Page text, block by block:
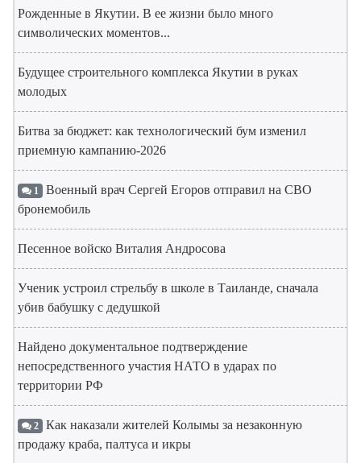
Рожденные в Якутии. В ее жизни было много
символических моментов...
Будущее строительного комплекса Якутии в руках
молодых
Битва за бюджет: как технологический бум изменил
приемную кампанию-2026
1 Военный врач Сергей Егоров отправил на СВО
бронемобиль
Песенное войско Виталия Андросова
Ученик устроил стрельбу в школе в Таиланде, сначала
убив бабушку с дедушкой
Найдено документальное подтверждение
непосредственного участия НАТО в ударах по
территории РФ
2 Как наказали жителей Колымы за незаконную
продажу краба, палтуса и икры